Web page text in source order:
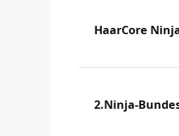
HaarCore
2.Ninja-